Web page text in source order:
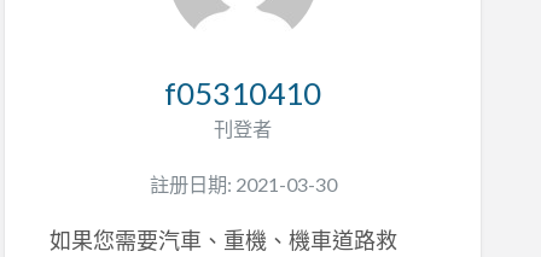
f05310410
刊登者
註册日期: 2021-03-30
如果您需要汽車、重機、機車道路救